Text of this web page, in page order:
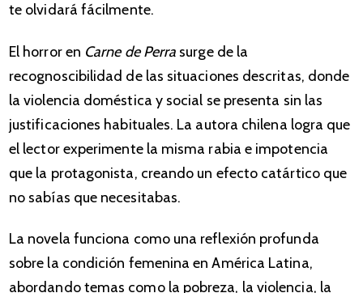
te olvidará fácilmente.
El horror en Carne de Perra surge de la
recognoscibilidad de las situaciones descritas, donde
la violencia doméstica y social se presenta sin las
justificaciones habituales. La autora chilena logra que
el lector experimente la misma rabia e impotencia
que la protagonista, creando un efecto catártico que
no sabías que necesitabas.
La novela funciona como una reflexión profunda
sobre la condición femenina en América Latina,
abordando temas como la pobreza, la violencia, la